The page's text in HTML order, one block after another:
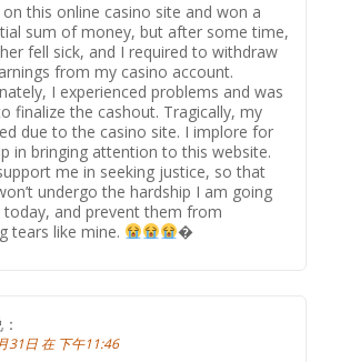
on this online casino site and won a
sum of money, but after some time,
fell sick, and I required to withdraw
from my casino account.
I experienced problems and was
finalize the cashout. Tragically, my
due to the casino site. I implore for
in bringing attention to this website.
me in seeking justice, so that
undergo the hardship I am going
and prevent them from
tears like mine.
�
31日 在 下午11:46